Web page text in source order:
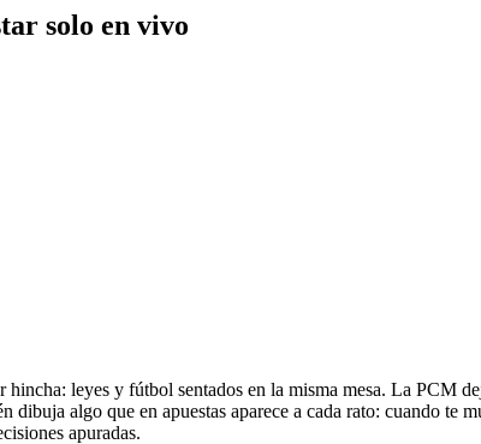
solo en vivo
leyes y fútbol sentados en la misma mesa. La PCM
algo que en apuestas aparece a cada rato: cuando te
apuradas.